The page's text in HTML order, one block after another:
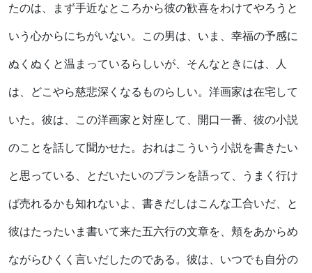
たのは、まず手近なところから彼の歓喜をわけてやろうと
いう心からにちがいない。この男は、いま、幸福の予感に
ぬくぬくと温まっているらしいが、そんなときには、人
は、どこやら慈悲深くなるものらしい。洋画家は在宅して
いた。彼は、この洋画家と対座して、開口一番、彼の小説
のことを話して聞かせた。おれはこういう小説を書きたい
と思っている、とだいたいのプランを語って、うまく行け
ば売れるかも知れないよ、書きだしはこんな工合いだ、と
彼はたったいま書いて来た五六行の文章を、頬をあからめ
ながらひくく言いだしたのである。彼は、いつでも自分の